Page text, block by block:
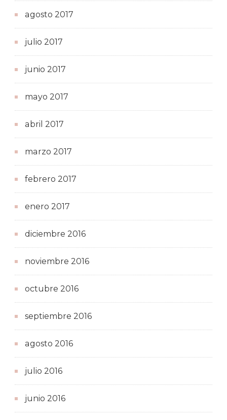
agosto 2017
julio 2017
junio 2017
mayo 2017
abril 2017
marzo 2017
febrero 2017
enero 2017
diciembre 2016
noviembre 2016
octubre 2016
septiembre 2016
agosto 2016
julio 2016
junio 2016